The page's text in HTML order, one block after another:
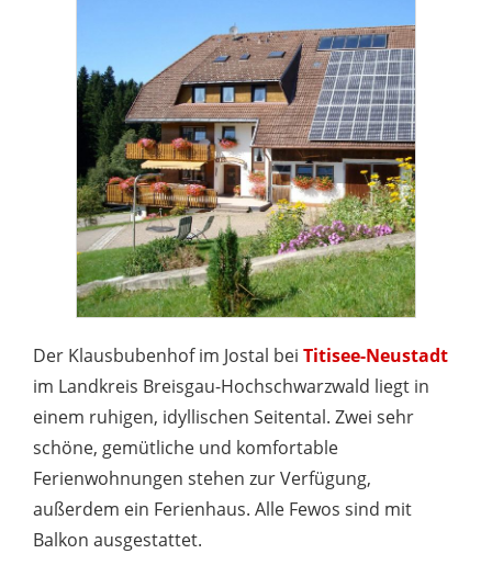
Der Klausbubenhof im Jostal bei Titisee-Neustadt
im Landkreis Breisgau-Hochschwarzwald liegt in
einem ruhigen, idyllischen Seitental. Zwei sehr
schöne, gemütliche und komfortable
Ferienwohnungen stehen zur Verfügung,
außerdem ein Ferienhaus. Alle Fewos sind mit
Balkon ausgestattet.